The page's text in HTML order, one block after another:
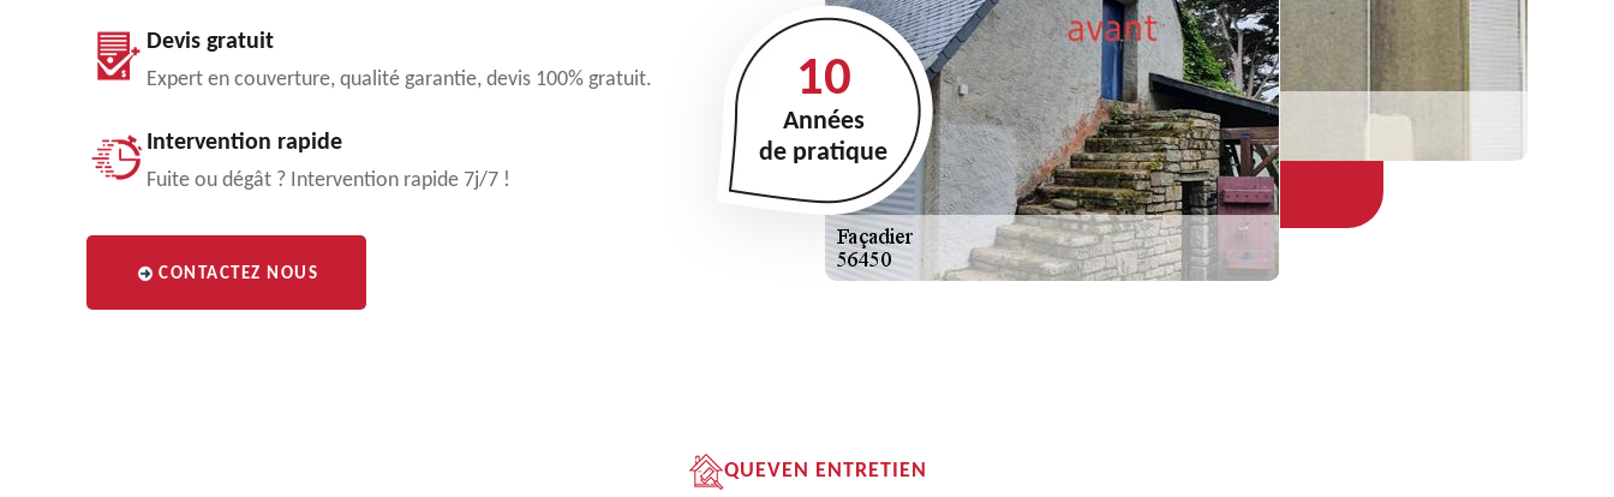
Devis gratuit
Expert en couverture, qualité garantie, devis 100% gratuit.
Intervention rapide
Fuite ou dégât ? Intervention rapide 7j/7 !
CONTACTEZ NOUS
10
Années
de pratique
QUEVEN ENTRETIEN